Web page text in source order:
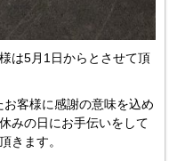
は5月1日からとさせて頂
客様に感謝の意味を込め
みの日にお手伝いをして
きます。